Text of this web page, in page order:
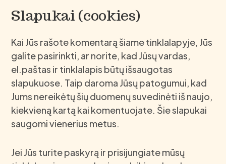
Slapukai (cookies)
Kai Jūs rašote komentarą šiame tinklalapyje, Jūs
galite pasirinkti, ar norite, kad Jūsų vardas,
el.paštas ir tinklalapis būtų išsaugotas
slapukuose. Taip daroma Jūsų patogumui, kad
Jums nereikėtų šių duomenų suvedinėti iš naujo,
kiekvieną kartą kai komentuojate. Šie slapukai
saugomi vienerius metus.
Jei Jūs turite paskyrą ir prisijungiate mūsų